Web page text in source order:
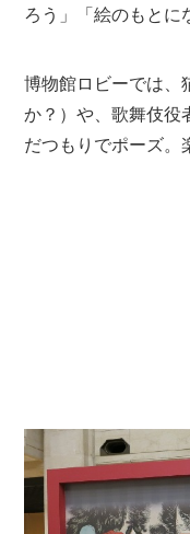
ろう」「絵のもとに
博物館ロビーでは
か？）や、歌舞伎役
だつもりでポーズ。